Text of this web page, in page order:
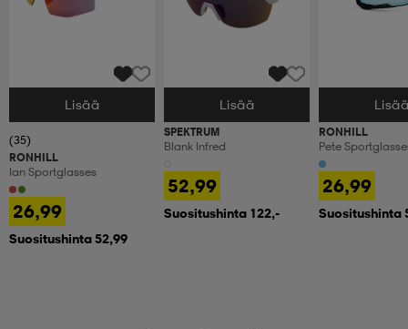
Valitse Koko
Lisää
(35)
RONHILL
Ian Sportglasses
26,99
Suositushinta 52,99
Valitse Koko
Lisää
SPEKTRUM
Blank Infred
52,99
Suositushinta 122,-
Valitse Koko
RONHILL
Pete
26,99
Suositushinta